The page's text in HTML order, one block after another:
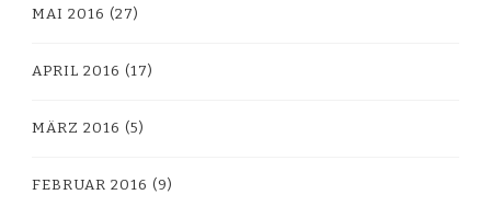
MAI 2016 (27)
APRIL 2016 (17)
MÄRZ 2016 (5)
FEBRUAR 2016 (9)